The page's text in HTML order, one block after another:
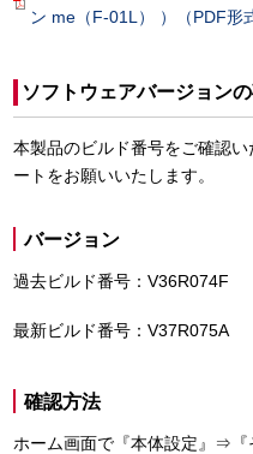
ン me（F-01L） ）（PDF形
ソフトウェアバージョン
本製品のビルド番号をご確認
ートをお願いいたします。
バージョン
過去ビルド番号：V36R074F
最新ビルド番号：V37R075A
確認方法
ホーム画面で『本体設定』⇒